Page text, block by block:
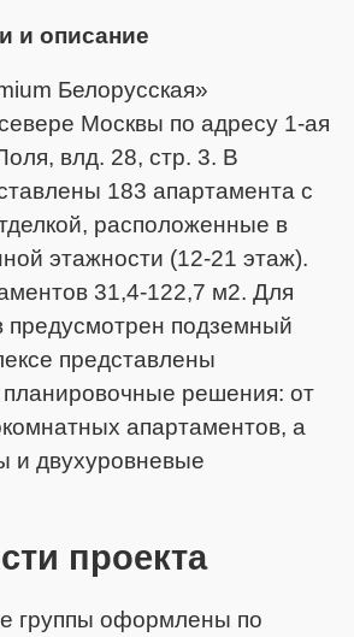
и описание
Белорусская»
Москвы по адресу 1-ая
влд. 28, стр. 3. В
183 апартамента с
расположенные в
этажности (12-21 этаж).
31,4-122,7 м2. Для
предусмотрен подземный
представлены
решения: от
апартаментов, а
и двухуровневые
проекта
группы оформлены по